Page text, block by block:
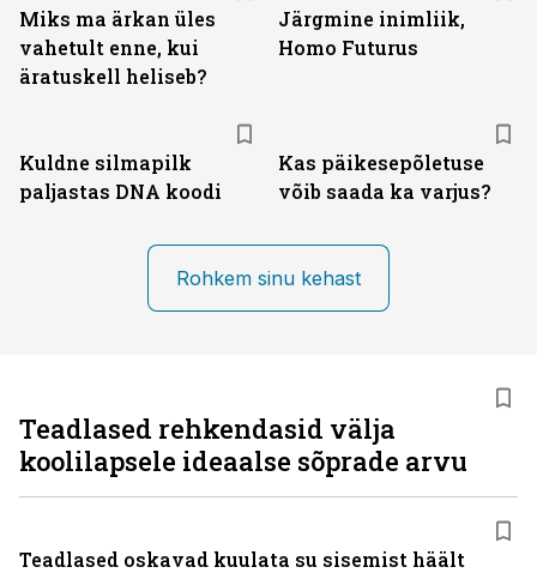
Miks ma ärkan üles
vahetult enne, kui
äratuskell heliseb?
Järgmine inimliik,
Homo Futurus
Kuldne silmapilk
paljastas DNA koodi
Kas päikesepõletuse
võib saada ka varjus?
Rohkem sinu kehast
Teadlased rehkendasid välja
koolilapsele ideaalse sõprade arvu
Teadlased oskavad kuulata su sisemist häält